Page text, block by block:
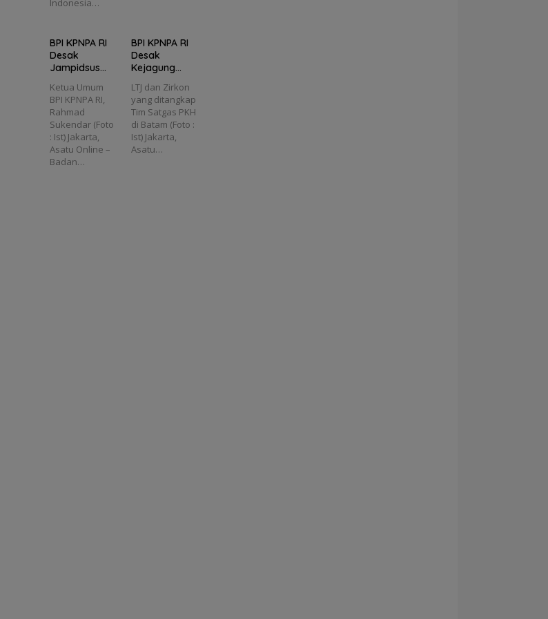
Indonesia…
BPI KPNPA RI
Desak
Jampidsus
Prioritaskan
Penyidikan
Dugaan
Korupsi
Masjid Agung
Madaniyah
Karanganyar
Ketua Umum
BPI KPNPA RI,
Rahmad
Sukendar (Foto
: Ist) Jakarta,
Asatu Online –
Badan…
BPI KPNPA RI
Desak
Kejagung
Zirkon dalam
Kasus PT
PMM
LTJ dan Zirkon
yang ditangkap
Tim Satgas PKH
di Batam (Foto :
Ist) Jakarta,
Asatu…